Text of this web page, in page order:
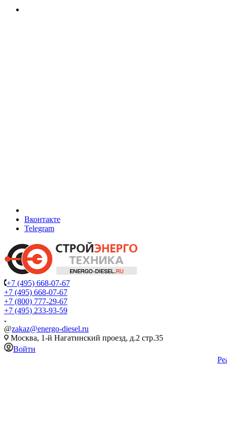
Вконтакте
Telegram
+7 (495) 668-07-67
+7 (495) 668-07-67
+7 (800) 777-29-67
+7 (495) 233-93-59
@zakaz@energo-diesel.ru
Москва, 1-й Нагатинский проезд, д.2 стр.35
Войти